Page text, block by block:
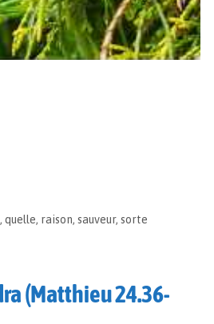
, quelle, raison, sauveur, sorte
(Matthieu 24.36-